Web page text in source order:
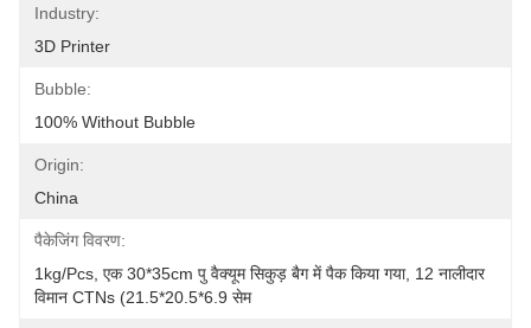
Industry:
3D Printer
Bubble:
100% Without Bubble
Origin:
China
पैकेजिंग विवरण:
1kg/pcs, एक 30*35cm पु वैक्यूम सिकुड़ बैग में पैक किया गया, 12 नालीदार
विमान CTNs (21.5*20.5*6.9 सेम